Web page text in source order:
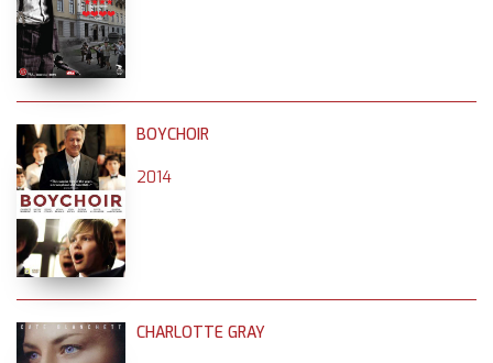
BOYCHOIR
2014
CHARLOTTE GRAY